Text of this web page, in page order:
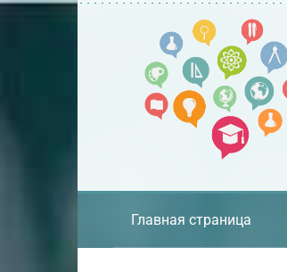
Перейти
Главная страница